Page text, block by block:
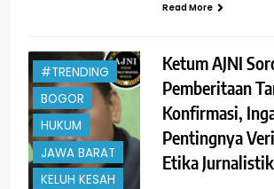
Read More
#TRENDING
BOGOR
HUKUM
JAWA BARAT
KELUH KESAH
Ketum AJNI
Pemberitaan
Konfirmasi,
Pentingnya
Etika Jurnalistik